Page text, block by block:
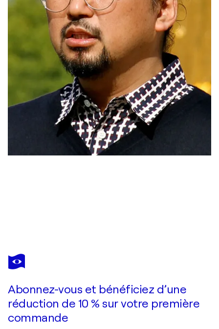
TAKASHI MURAKAMI
Abonnez-vous et bénéficiez d’une
réduction de 10 % sur votre première
commande